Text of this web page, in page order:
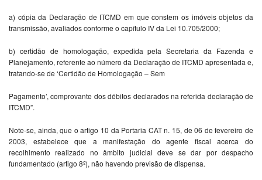
a) cópia da Declaração de ITCMD em que constem os imóveis objetos da
transmissão, avaliados conforme o capítulo IV da Lei 10.705/2000;
b) certidão de homologação, expedida pela Secretaria da Fazenda e
Planejamento, referente ao número da Declaração de ITCMD apresentada e,
tratando-se de ‘Certidão de Homologação – Sem
Pagamento’, comprovante dos débitos declarados na referida declaração de
ITCMD”.
Note-se, ainda, que o artigo 10 da Portaria CAT n. 15, de 06 de fevereiro de
2003, estabelece que a manifestação do agente fiscal acerca do
recolhimento realizado no âmbito judicial deve se dar por despacho
fundamentado (artigo 8º), não havendo previsão de dispensa.